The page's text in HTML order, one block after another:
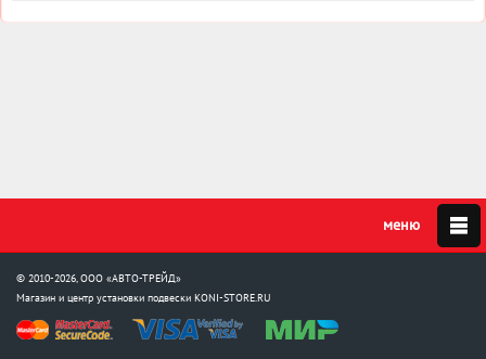
© 2010-2026, ООО «АВТО-ТРЕЙД»
Магазин и центр установки подвески KONI-STORE.RU